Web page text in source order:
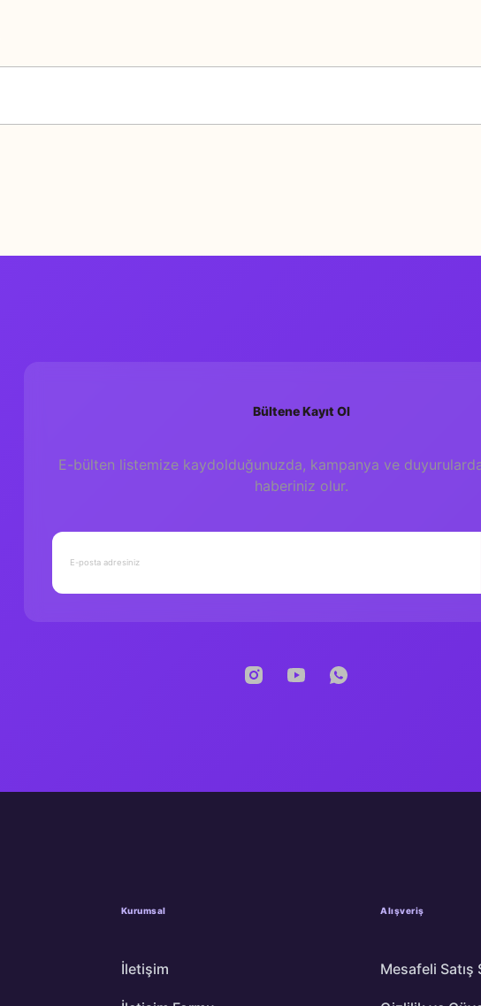
Bültene Kayıt Ol
E-bülten listemize kaydolduğunuzda, kampanya ve
haberiniz olur.
Kurumsal
İletişim
Alışveriş
Mesafeli Satış